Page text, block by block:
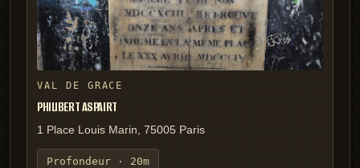
VAL DE GRACE
PHILIBERT ASPAIRT
1 Place Louis Marin, 75005 Paris
Profondeur · 20m